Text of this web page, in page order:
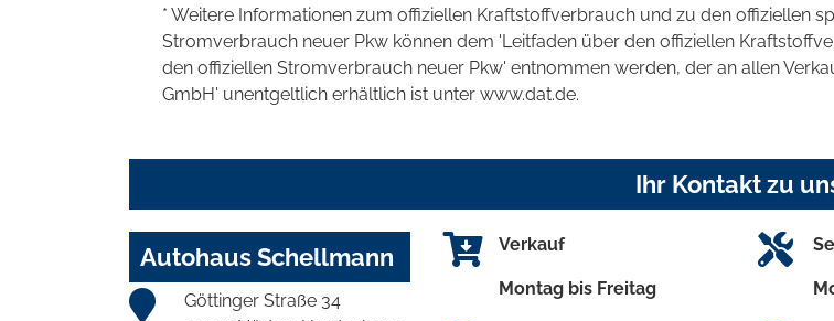
* Weitere Informationen zum offiziellen Kraftstoffverbrauch und zu den offiziellen
Stromverbrauch neuer Pkw können dem 'Leitfaden über den offiziellen
den offiziellen Stromverbrauch neuer Pkw' entnommen werden, der an allen
GmbH' unentgeltlich erhältlich ist unter www.dat.de.
Ihr Kontakt zu
Autohaus Schellmann
Göttinger Straße 34
Verkauf
Montag bis Freitag